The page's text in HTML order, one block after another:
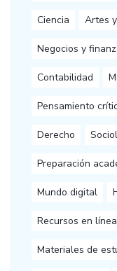
Ciencia Artes
Negocios y
Contabilidad
Pensamiento
Derecho
Preparación
Mundo digital
Recursos en línea
Materiales de